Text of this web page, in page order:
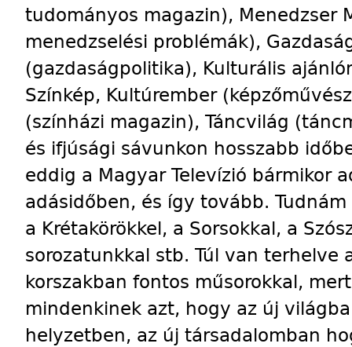
tudományos magazin), Menedzser
menedzselési problémák),
(gazdaságpolitika), Kulturális
Színkép, Kultúrember
(színházi magazin), Táncvilág
és ifjúsági sávunkon hosszabb
eddig a Magyar Televízió bármikor
adásidőben, és így tovább.
a Krétakörökkel, a Sorsokkal, a
sorozatunkkal stb. Túl van terhelve
korszakban fontos műsorokkal,
mindenkinek azt, hogy az új
helyzetben, az új társadalomban